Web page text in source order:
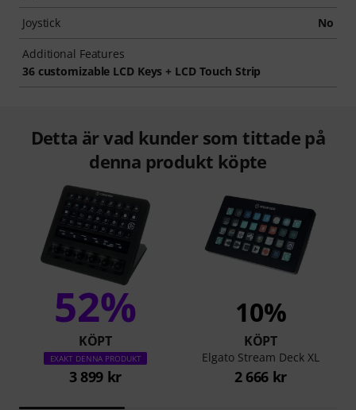
Joystick No
Additional Features
36 customizable LCD Keys + LCD Touch Strip
Detta är vad kunder som tittade på
denna produkt köpte
52%
KÖPT
EXAKT DENNA PRODUKT
3 899 kr
10%
KÖPT
Elgato Stream Deck XL
2 666 kr